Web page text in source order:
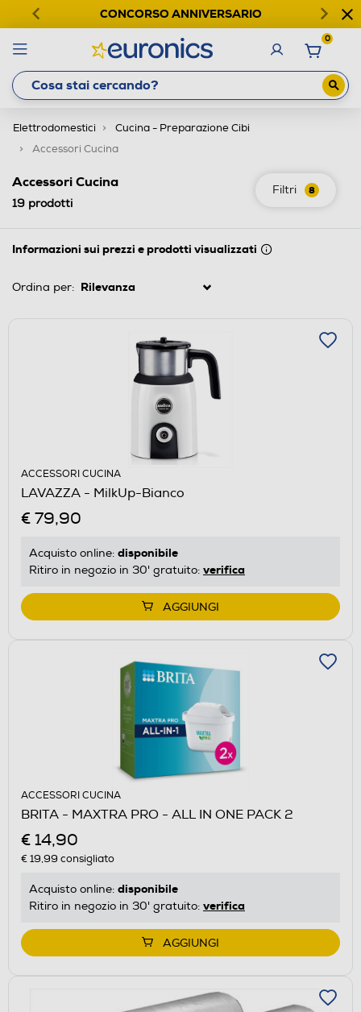
CONCORSO ANNIVERSARIO
0
Elettrodomestici
Cucina - Preparazione Cibi
Accessori Cucina
Filtri 8
Accessori Cucina
19 prodotti
Informazioni sui prezzi e prodotti visualizzati
Ordina per:
ACCESSORI CUCINA
LAVAZZA - MilkUp-Bianco
€ 79,90
Acquisto online: disponibile
Ritiro in negozio in 30' gratuito: verifica
AGGIUNGI
ACCESSORI CUCINA
BRITA - MAXTRA PRO - ALL IN ONE PACK 2
€ 14,90
€ 19,99 consigliato
Acquisto online: disponibile
Ritiro in negozio in 30' gratuito: verifica
AGGIUNGI